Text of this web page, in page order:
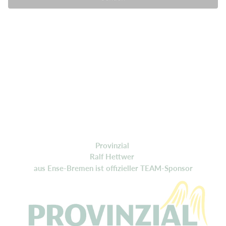
Provinzial
Ralf Hettwer
aus Ense-Bremen ist offizieller TEAM-Sponsor